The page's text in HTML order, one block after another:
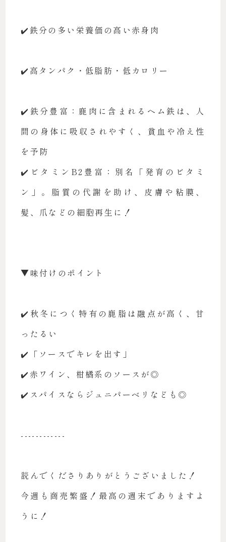
✔️鉄分の多い栄養価の高い赤身肉
✔️高タンパク・低脂肪・低カロリー
✔️鉄分豊富：鹿肉に含まれるヘム鉄は、人
間の身体に吸収されやすく、貧血や冷え性
を予防
✔️ビタミンB2豊富：別名「発育のビタミ
ン」。脂質の代謝を助け、皮膚や粘膜、
髪、爪などの細胞再生に！
▼味付けのポイント
✔️秋冬につく特有の鹿脂は融点が高く、甘
ったるい
✔️「ソースでキレを出す」
✔️赤ワイン、柑橘系のソースが◎
✔️スパイスならジュニパーベリなども◎
------------
読んでくださりありがとうございました！
今週も商売繁盛！最高の週末でありますよ
うに！